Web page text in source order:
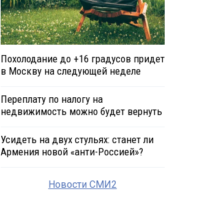
Похолодание до +16 градусов придет
в Москву на следующей неделе
Переплату по налогу на
недвижимость можно будет вернуть
Усидеть на двух стульях: станет ли
Армения новой «анти-Россией»?
Новости СМИ2